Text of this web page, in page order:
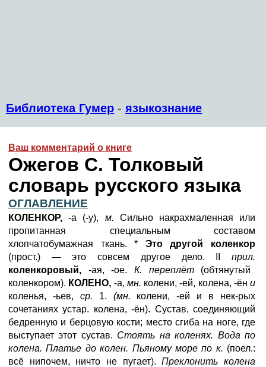
Библиотека Гумер - языкознание
Ваш комментарий о книге
Ожегов С. Толковый
словарь русского языка
ОГЛАВЛЕНИЕ
КОЛЕНКОР, -а (-у), м. Сильно накрахмаленная или
пропитанная специальным составом
хлопчатобумажная ткань. * Это другой коленкор
(прост.) — это совсем другое дело. II прил.
коленкоровый, -ая, -ое. К. переплёт(обтянутый
коленкором). КОЛЕНО, -а, мн. колени, -ей, колена, -ён и
коленья, -ьев, ср. 1. (мн. колени, -ей и в нек-рых
сочетаниях устар. колена, -ён). Сустав, соединяющий
бедренную и берцовую кости; место сгиба на ноге, где
выступает этот сустав. Стоять на коленях. Вода по
колена. Платье до колен. Пьяному море по к. (поел.:
всё нипочем, ничто не пугает).Преклонить колена